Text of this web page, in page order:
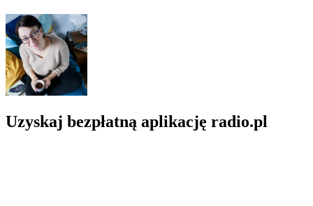
Uzyskaj bezpłatną aplikację radio.pl